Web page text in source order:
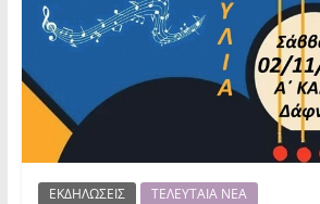
ΕΚΔΗΛΩΣΕΙΣ
ΤΕΛΕΥΤΑΙΑ ΝΕΑ